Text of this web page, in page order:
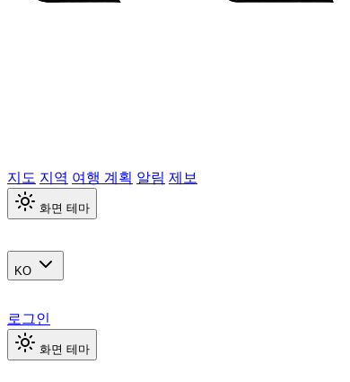
지도 지역 여행 계획 알림 제보
화면 테마
KO
로그인
화면 테마